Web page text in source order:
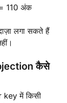
110 अंक
लगा सकते हैं
कैसे
में किसी